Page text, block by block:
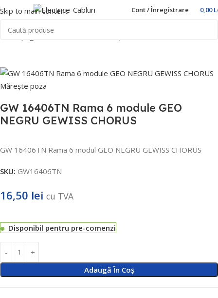
Skip to main content Cont / Înregistrare 0,00
Prima pagină
Mărește poza
GW 16406TN Rama 6 module GEO
NEGRU GEWISS CHORUS
GW 16406TN Rama 6 modul GEO NEGRU GEWISS CHORUS
SKU: GW16406TN
16,50 lei cu TVA
Disponibil pentru pre-comenzi
Adaugă În Coș